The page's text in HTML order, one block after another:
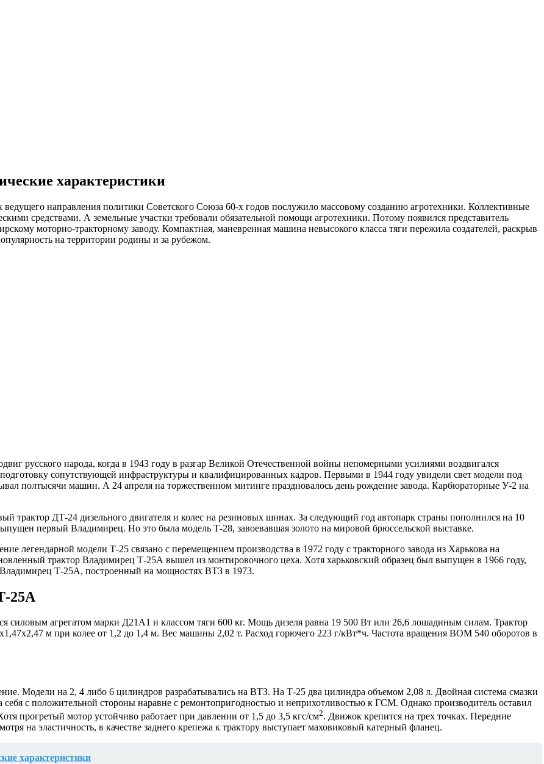
характеристики
ведущего направления политики Советского Союза 60-х годов послужило массовому созданию агротехники. Коллективные
средствами. А земельные участки требовали обязательной помощи агротехники. Потому появился представитель
моторно-тракторному заводу. Компактная, маневренная машина невысокого класса тяги пережила создателей, раскрыв
на территории родины и за рубежом.
русского народа, когда в 1943 году в разгар Великой Отечественной войны непомерными усилиями воздвигался
сопутствующей инфраструктуры и квалифицированных кадров. Первыми в 1944 году увидели свет модели под
полтысячи машин. А 24 апреля на торжественном митинге праздновалось день рождение завода. Карбюраторные У-2 на
трактор ДТ-24 дизельного двигателя и колес на резиновых шинах. За следующий год автопарк страны пополнился на 10
первый Владимирец. Но это была модель Т-28, завоевавшая золото на мировой брюссельской выставке.
легендарной модели Т-25 связано с перемещением производства в 1972 году с тракторного завода из Харькова на
трактор Владимирец Т-25А вышел из монтировочного цеха. Хотя харьковский образец был выпущен в 1966 году,
Т-25А, построенный на мощностях ВТЗ в 1973.
25А
силовым агрегатом марки Д21А1 и классом тяги 600 кг. Мощь дизеля равна 19 500 Вт или 26,6 лошадиным силам. Трактор
м при колее от 1,2 до 1,4 м. Вес машины 2,02 т. Расход горючего 223 г/кВт*ч. Частота вращения ВОМ 540 оборотов в
Модели на 2, 4 либо 6 цилиндров разрабатывались на ВТЗ. На Т-25 два цилиндра объемом 2,08 л. Двойная система смазки
себя с положительной стороны наравне с ремонтопригодностью и неприхотливостью к ГСМ. Однако производитель оставил
прогретый мотор устойчиво работает при давлении от 1,5 до 3,5 кгс/см2. Движок крепится на трех точках. Передние
на эластичность, в качестве заднего крепежа к трактору выступает маховиковый катерный фланец.
характеристики